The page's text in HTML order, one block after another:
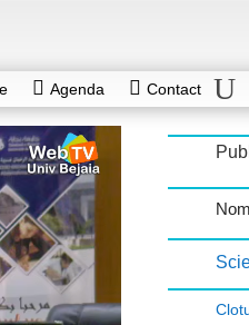
Agenda Contact